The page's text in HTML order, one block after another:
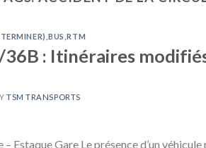
,BUS ,RTM
36B : Itinéraires
TSM TRANSPORTS
Gare Le présence d’un véhicule